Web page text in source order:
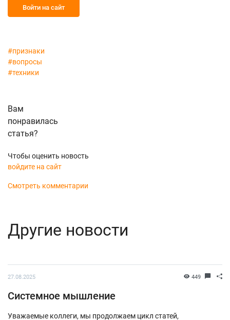
Войти на сайт
#признаки
#вопросы
#техники
Вам
понравилась
статья?
Чтобы оценить новость
войдите на сайт
Смотреть комментарии
Другие новости
27.08.2025 449
Системное мышление
Уважаемые коллеги, мы продолжаем цикл статей,